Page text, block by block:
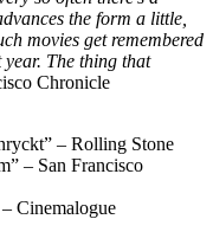
the form a little,
movies get remembered
The thing that
Chronicle
– Rolling Stone
– San Francisco
Cinemalogue